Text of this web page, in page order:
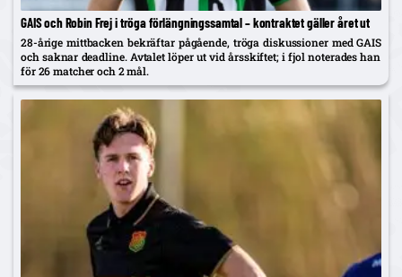
GAIS och Robin Frej i tröga förlängningssamtal – kontraktet gäller året ut
28-årige mittbacken bekräftar pågående, tröga diskussioner med GAIS
och saknar deadline. Avtalet löper ut vid årsskiftet; i fjol noterades han
för 26 matcher och 2 mål.